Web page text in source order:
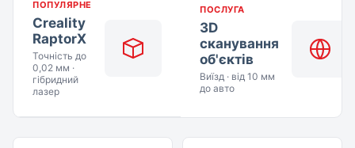
ПОПУЛЯРНЕ
Creality
RaptorX
Точність до
0,02 мм ·
гібридний
лазер
ПОСЛУГА
3D
сканування
об'єктів
Виїзд · від 10 мм
до авто